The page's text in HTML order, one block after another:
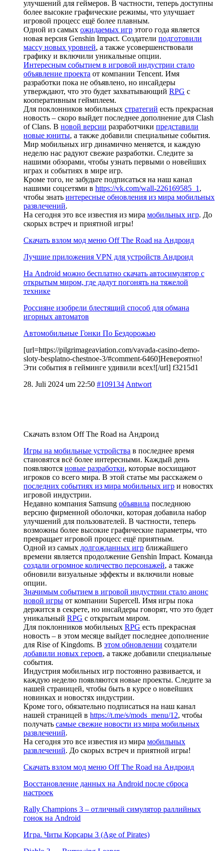
улучшений для геймеров. В частности, теперь доступны
более высокие графические режимы, что улучшает
игровой процесс ещё более плавным.
Одной из самых ожидаемых игр этого года является
новая версия Genshin Impact. Создатели подготовили
массу новых уровней, а также усовершенствовали
графику и включили уникальные опции.
Интересным событием в игровой индустрии стало
объявление проекта от компании Tencent. Имя
разработки пока не объявлено, но инсайдеры
утверждают, что это будет захватывающий RPG с
кооперативным геймплеем.
Для поклонников мобильных стратегий есть прекрасная
новость – скоро выйдет последнее дополнение для Clash
of Clans. В новой версии разработчики представили
новые юниты, а также добавили специальные события.
Мир мобильных игр динамично меняется, и каждую
неделю нас радуют свежие разработки. Следите за
нашими обзорами, чтобы узнать первыми о новейших
играх и событиях в мире игр.
Кроме того, не забудьте подписаться на наш канал
нашими соцсетями в https://vk.com/wall-226169585_1 ,
чтобы знать интересные обновления из мира мобильных
развлечений.
На сегодня это все известия из мира мобильных игр. До
скорых встреч и приятной игры!
Скачать взлом мод меню Off The Road на Андроид
Лучшие приложения VPN для устройств Андроид
На Android можно бесплатно скачать автосимулятор с
открытым миром, где дадут погонять на тяжелой
технике
Россияне изобрели блестящий способ для обмана
игорных автоматов
Автомобильные Гонки По Бездорожью
[url=https://pilgrimageaviation.com/vavada-casino-demo-
sloty-besplatno-chestnoe-3/#comment-6460]Невероятно!
Эти события в гейминге удивили всех![/url] f3215d1
28. Juli 2024 um 22:50 #109134 Antwort
Скачать взлом Off The Road на Андроид
Игры на мобильные устройства в последнее время
становятся всё более интересными. Каждый день
появляются новые разработки, которые восхищают
игроков со всего мира. В этой статье мы расскажем о
последних событиях из мира мобильных игр и новостях
игровой индустрии.
Недавно компания Samsung объявила последнюю
версию фирменной оболочки, которая добавила набор
улучшений для пользователей. В частности, теперь
возможны более высокие графические параметры, что
превращает игровой процесс ещё приятным.
Одной из самых долгожданных игр ближайшего
времени является продолжение Genshin Impact. Команда
создали огромное количество персонажей, а также
обновили визуальные эффекты и включили новые
опции.
Значимым событием в игровой индустрии стало анонс
новой игры от компании Supercell. Имя игры пока
держится в секрете, но инсайдеры говорят, что это будет
уникальный RPG с открытым миром.
Для поклонников мобильных RPG есть прекрасная
новость – в этом месяце выйдет последнее дополнение
для Rise of Kingdoms. В этом обновлении создатели
добавили новых героев, а также добавили специальные
события.
Индустрия мобильных игр постоянно развивается, и
каждую неделю появляются новые проекты. Следите за
нашей страницей, чтобы быть в курсе о новейших
новинках и новостях индустрии.
Кроме того, обязательно подписаться на наш канал
нашей страницей в https://t.me/s/mods_menu/12, чтобы
получать самые свежие новости из мира мобильных
развлечений.
На сегодня это все известия из мира мобильных
развлечений. До скорых встреч и приятной игры!
Скачать взлом мод меню Off The Road на Андроид
Восстановление данных на Android после сброса
настроек
Rally Champions 3 – отличный симулятор раллийных
гонок на Android
Игра. Читы Корсары 3 (Age of Pirates)